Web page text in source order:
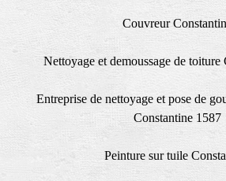
Couvreur
Nettoyage et demoussage de toiture
Entreprise de nettoyage et pose de
Constantine 1587
Peinture sur tuile